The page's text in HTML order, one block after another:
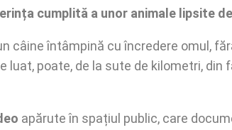
cumplită a unor animale lipsite
câine întâmpină cu încredere omul,
luat, poate, de la sute de kilometri,
apărute în spațiul public, care